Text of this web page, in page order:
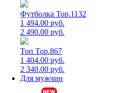
Футболка Top.1132
1 494.00 руб.
2 490.00 руб.
Топ Top.867
1 404.00 руб.
2 340.00 руб.
Для мужчин